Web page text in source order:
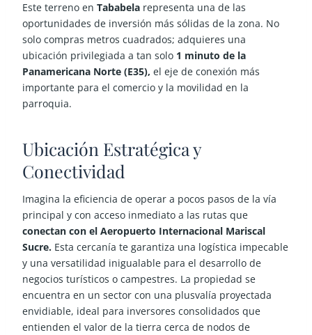
Este terreno en Tababela representa una de las
oportunidades de inversión más sólidas de la zona. No
solo compras metros cuadrados; adquieres una
ubicación privilegiada a tan solo 1 minuto de la
Panamericana Norte (E35), el eje de conexión más
importante para el comercio y la movilidad en la
parroquia.
Ubicación Estratégica y
Conectividad
Imagina la eficiencia de operar a pocos pasos de la vía
principal y con acceso inmediato a las rutas que
conectan con el Aeropuerto Internacional Mariscal
Sucre. Esta cercanía te garantiza una logística impecable
y una versatilidad inigualable para el desarrollo de
negocios turísticos o campestres. La propiedad se
encuentra en un sector con una plusvalía proyectada
envidiable, ideal para inversores consolidados que
entienden el valor de la tierra cerca de nodos de